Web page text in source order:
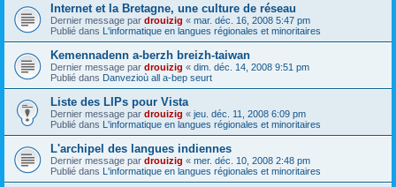
Internet et la Bretagne, une culture de réseau
Dernier message par drouizig « mar. déc. 16, 2008 5:47 pm
Publié dans L'informatique en langues régionales et minoritaires
Kemennadenn a-berzh breizh-taiwan
Dernier message par drouizig « dim. déc. 14, 2008 9:51 pm
Publié dans Danvezioù all a-bep seurt
Liste des LIPs pour Vista
Dernier message par drouizig « jeu. déc. 11, 2008 6:09 pm
Publié dans L'informatique en langues régionales et minoritaires
L'archipel des langues indiennes
Dernier message par drouizig « mer. déc. 10, 2008 2:48 pm
Publié dans L'informatique en langues régionales et minoritaires